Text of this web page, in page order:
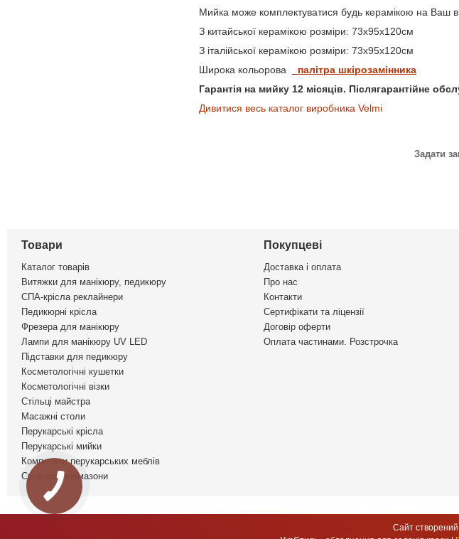
Мийка може комплектуватися будь керамікою на Ваш
З китайської керамікою розміри: 73х95х120см
З італійської керамікою розміри: 73х95х120см
Широка кольорова
палітра шкірозамінника
Гарантія на мийку 12 місяців. Післягарантійне
Дивитися весь каталог виробника Velmi
Задати
Товари
Каталог товарів
Витяжки для манікюру, педикюру
СПА-крісла реклайнери
Педикюрні крісла
Фрезера для манікюру
Лампи для манікюру UV LED
Підставки для педикюру
Косметологічні кушетки
Косметологічні візки
Стільці майстра
Масажні столи
Перукарські крісла
Перукарські мийки
Комплекти перукарських меблів
Сушуари, клімазони
Покупцеві
Доставка і оплата
Про нас
Контакти
Сертифікати та ліцензії
Договір оферти
Оплата частинами. Розстрочка
Сайт